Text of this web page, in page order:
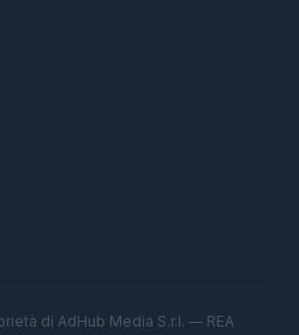
di AdHub Media S.r.l. — REA